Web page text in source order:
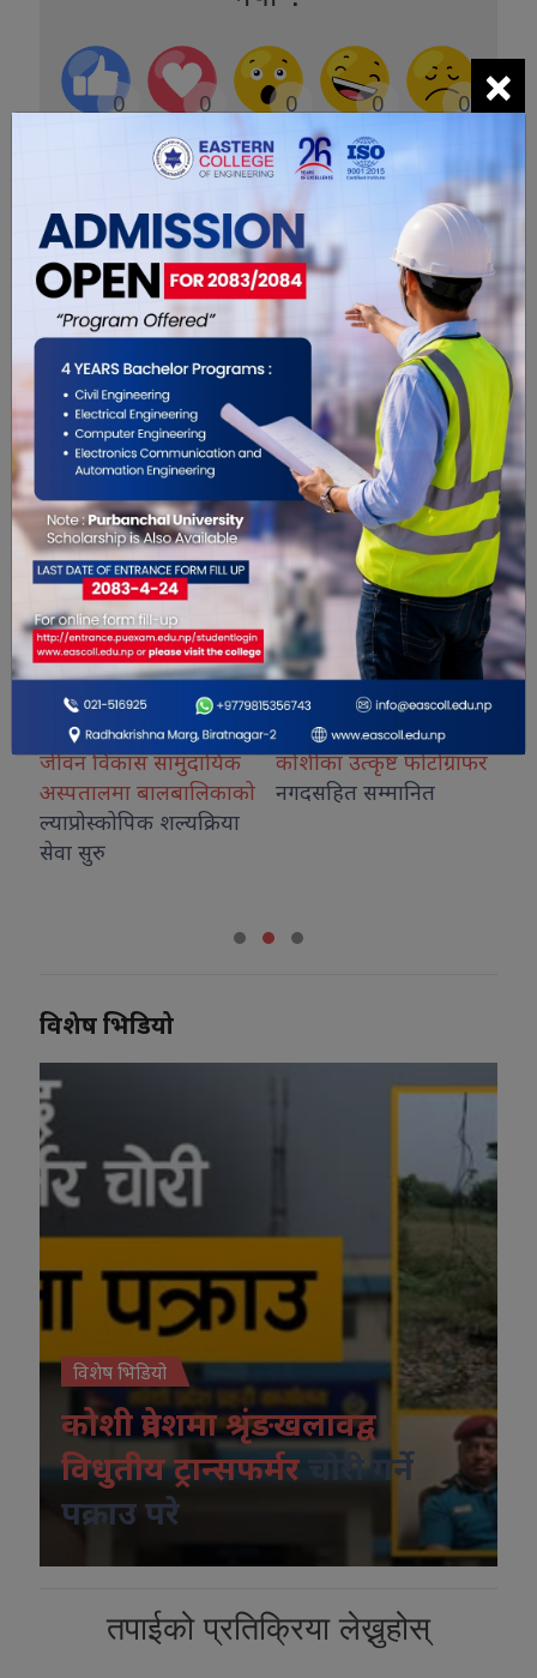
0 0 0 0 0
0
सम्बंधित खबरहरु
विकास सामुदायिक
बालबालिकाको
शल्यक्रिया
कोशीका उत्कृष्ट फोटोग्राफर
नगदसहित सम्मानित
राष्ट्रिय
विशेष भिडियो
विशेष भिडियो
कोशी प्रदेशमा श्रृंङखलावद्व
विधुतीय ट्रान्सफर्मर
चोरी गर्ने
पक्राउ परे
तपाईको प्रतिक्रिया लेख्नुहोस्
×